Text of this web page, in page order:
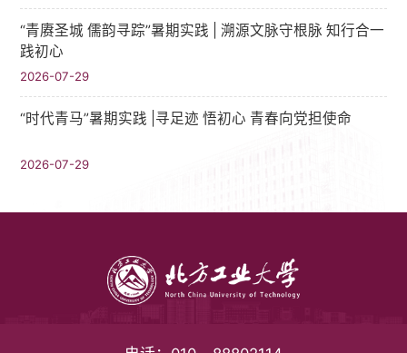
“青赓圣城 儒韵寻踪”暑期实践​ | 溯源文脉守根脉 知行合一
践初心
2026-07-29
“时代青马”暑期实践 |寻足迹 悟初心 青春向党担使命
2026-07-29